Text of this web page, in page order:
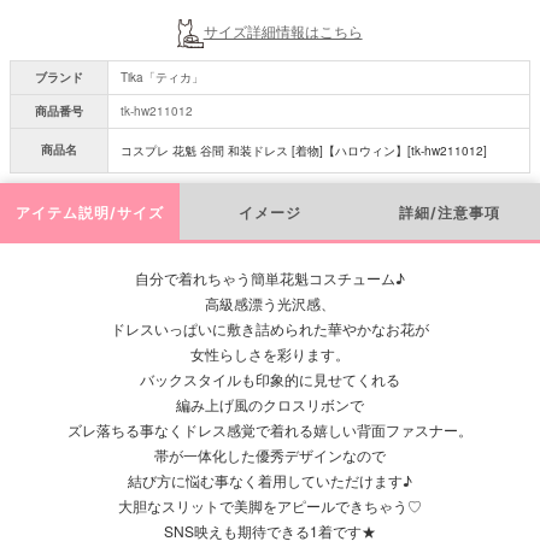
サイズ詳細情報はこちら
ブランド
Tika「ティカ」
商品番号
tk-hw211012
商品名 コスプレ 花魁 谷間 和装ドレス [着物]【ハロウィン】[tk-hw211012]
アイテム説明/サイズ イメージ 詳細/注意事項
自分で着れちゃう簡単花魁コスチューム♪
高級感漂う光沢感、
ドレスいっぱいに敷き詰められた華やかなお花が
女性らしさを彩ります。
バックスタイルも印象的に見せてくれる
編み上げ風のクロスリボンで
ズレ落ちる事なくドレス感覚で着れる嬉しい背面ファスナー。
帯が一体化した優秀デザインなので
結び方に悩む事なく着用していただけます♪
大胆なスリットで美脚をアピールできちゃう♡
SNS映えも期待できる1着です★